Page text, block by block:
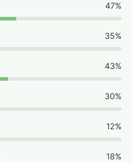
47%
35%
43%
30%
12%
18%